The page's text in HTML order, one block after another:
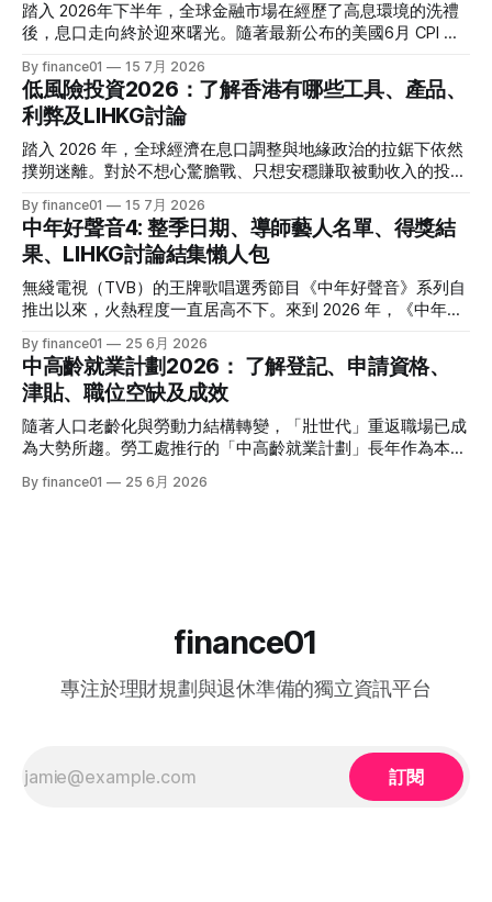
踏入 2026年下半年，全球金融市場在經歷了高息環境的洗禮
後，息口走向終於迎來曙光。隨著最新公布的美國6月 CPI 同
息的預期再度升溫。 當定期存款利率逐漸從高位回落，如何
將資金轉投至能夠產生穩定現金流的收息資產，成為了今年投
資理財的核心課題。本文特別為您搜集 2026 年 7 月最新市場
數據，盤點港股、美股及基金三大領域共 15 隻熱門收息工
具，並深度拆解背後的潛在風險，助您在新一季度穩健收息！
格價與部署，以下先將這 15 隻橫跨港股、美股及基金的明星
收息產品進行系統性匯總： 範疇代號 / 名稱產品性質2026年
估算年化股息率 / 派息率派息頻率核心定位與優勢港股中國移
動 (00941)通訊藍籌6.5% - 6.6%半年配國企巨頭，現金流極
強，兼具防守與增長。港股中國海洋石油 (00883)能源藍籌
5.8% - 6.0%半年配受益於地緣政治與油價，
By finance01 15 7月 2026
低風險投資2026：了解香港有哪些工具、產品、
利弊及LIHKG討論
踏入 2026 年，全球經濟在息口調整與地緣政治的拉鋸下依然
撲朔迷離。對於不想心驚膽戰、只想安穩賺取被動收入的投資
場目前有相當多穩健的防守型工具。本文為大家盤點 2026 年
香港最新主流低風險投資產品，橫向比較其利弊，並揭秘連登
（LIHKG）「財經台」巴打們最真實、最不留情面的毒舌評
價！ 2026年香港熱門低風險投資工具一覽 在香港，低風險投
資主要圍繞「保本」與「高流動性」展開。以下是 2026 年最
受市場歡迎的 5 大產品比較： 投資工具2026年預估年回報率
資金鎖定期適合對象風險等級港元/美元定期存款2.4% - 4.0%1
個月至1年不等追求絕對保本、懶得操作的人⭐ (極低)美國國庫
債券 (T-Bills)4.0% - 4.5%1個月至30年不等懂得用美股 App、
追求比定存更高息的人⭐ (極低) 香港政府零售債券
By finance01 15 7月 2026
中年好聲音4: 整季日期、導師藝人名單、得獎結
果、LIHKG討論結集懶人包
無綫電視（TVB）的王牌歌唱選秀節目《中年好聲音》系列自
推出以來，火熱程度一直居高不下。來到 2026 年，《中年好
了更新穎的賽制，舞台與音響規格全面升級，參賽者的背景更
是臥虎藏龍，由退隱江湖的昔日歌手到各行各業的隱世歌王，
再次掀起全城「追星」與「懷舊」熱潮。 如果你錯過了部分
精彩集數，或者想一氣呵成重溫整季的精華，這篇《中年好聲
音 4》全方位懶人包將為你系統化地盤點整季賽期、星級陣
容、終極結果，並結集連登（LIHKG）討論區最地道的爆笑與
血淚評價！ 《中年好聲音 4》整季賽期與播放時間表 本季
By finance01 25 6月 2026
中高齡就業計劃2026： 了解登記、申請資格、
津貼、職位空缺及成效
隨著人口老齡化與勞動力結構轉變，「壯世代」重返職場已成
為大勢所趨。勞工處推行的「中高齡就業計劃」長年作為本港
企業聘用年長勞動力。本文將為您全面拆解 2026 年最新優化
向聘用中高齡人士的僱主發放誘因（在職培訓津貼），以抵銷
By finance01 25 6月 2026
finance01
專注於理財規劃與退休準備的獨立資訊平台
訂閱